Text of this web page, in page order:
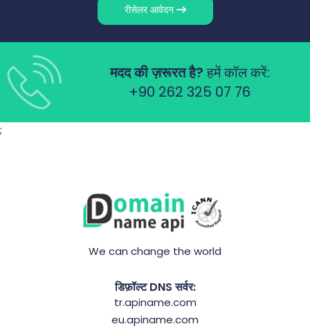
रीसेलर आवेदन
मदद की ज़रूरत है?हमें कॉल करें:
+90 262 325 07 76
;
We can change the world
डिफ़ॉल्ट DNS सर्वर:
tr.apiname.com
eu.apiname.com